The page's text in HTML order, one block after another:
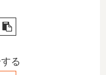
る